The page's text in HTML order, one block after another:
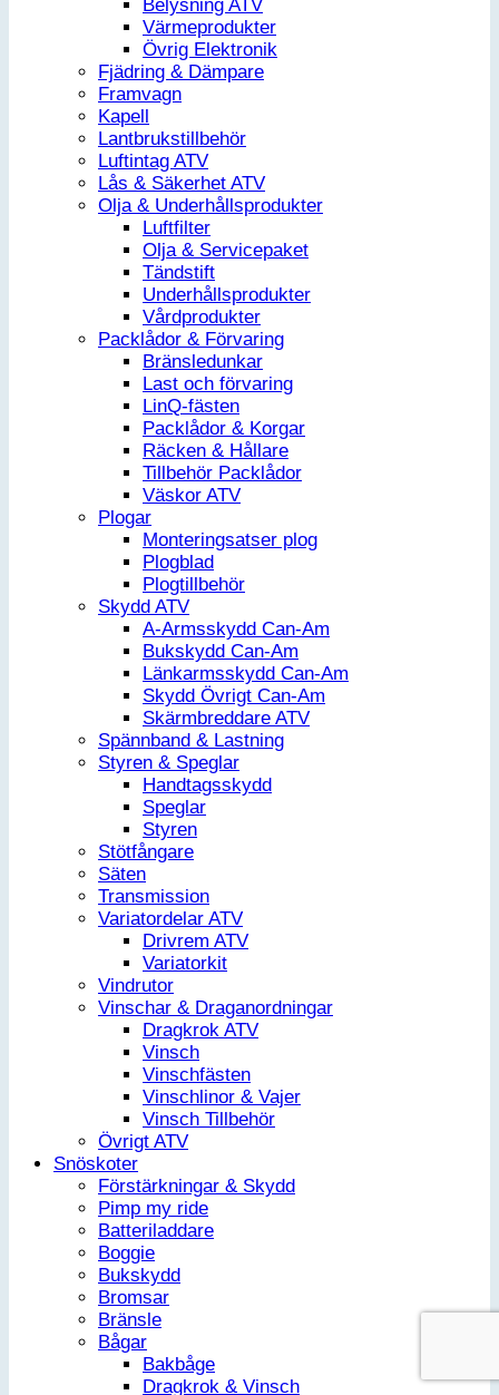
Belysning ATV
Värmeprodukter
Övrig Elektronik
Fjädring & Dämpare
Framvagn
Kapell
Lantbrukstillbehör
Luftintag ATV
Lås & Säkerhet ATV
Olja & Underhållsprodukter
Luftfilter
Olja & Servicepaket
Tändstift
Underhållsprodukter
Vårdprodukter
Packlådor & Förvaring
Bränsledunkar
Last och förvaring
LinQ-fästen
Packlådor & Korgar
Räcken & Hållare
Tillbehör Packlådor
Väskor ATV
Plogar
Monteringsatser plog
Plogblad
Plogtillbehör
Skydd ATV
A-Armsskydd Can-Am
Bukskydd Can-Am
Länkarmsskydd Can-Am
Skydd Övrigt Can-Am
Skärmbreddare ATV
Spännband & Lastning
Styren & Speglar
Handtagsskydd
Speglar
Styren
Stötfångare
Säten
Transmission
Variatordelar ATV
Drivrem ATV
Variatorkit
Vindrutor
Vinschar & Draganordningar
Dragkrok ATV
Vinsch
Vinschfästen
Vinschlinor & Vajer
Vinsch Tillbehör
Övrigt ATV
Snöskoter
Förstärkningar & Skydd
Pimp my ride
Batteriladdare
Boggie
Bukskydd
Bromsar
Bränsle
Bågar
Bakbåge
Dragkrok & Vinsch